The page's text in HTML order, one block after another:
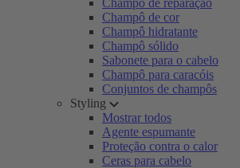
Champô de reparação
Champô de cor
Champô hidratante
Champô sólido
Sabonete para o cabelo
Champô para caracóis
Conjuntos de champôs
Styling
Mostrar todos
Agente espumante
Proteção contra o calor
Ceras para cabelo